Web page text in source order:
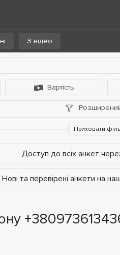
З відео
Вартість
Приховати
Доступ до всіх анкет
Нові та перевірені анкети на